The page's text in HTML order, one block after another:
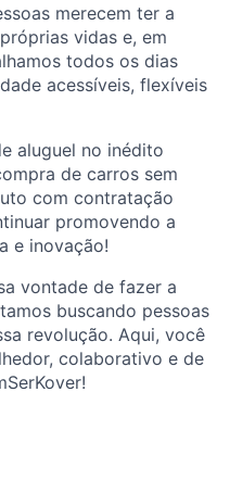
merecem ter a
vidas e, em
todos os dias
acessíveis, flexíveis
aluguel no inédito
de carros sem
com contratação
promovendo a
e inovação!
vontade de fazer a
buscando pessoas
revolução. Aqui, você
colaborativo e de